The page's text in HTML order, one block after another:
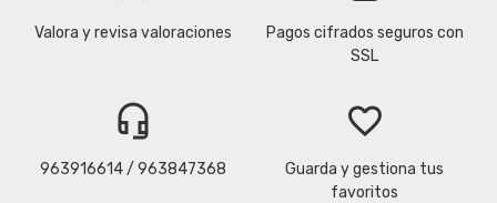
Valora y revisa valoraciones
Pagos cifrados seguros con
SSL
headset_mic
963916614 / 963847368
favorite_border
Guarda y gestiona tus
favoritos